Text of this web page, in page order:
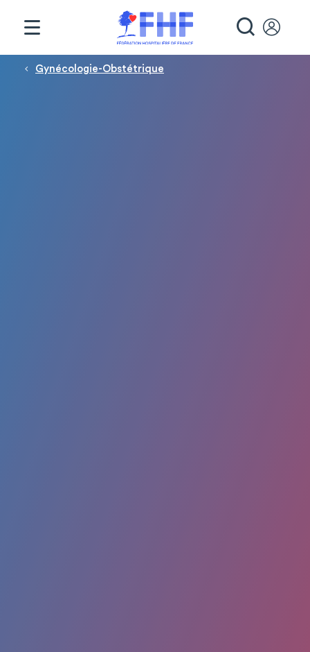
Fil d'Ariane
Gynécologie-Obstétrique
Panneau de gestion des cookies